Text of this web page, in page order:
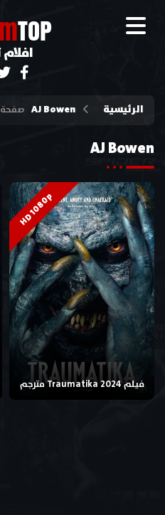
TOP
الرئيسية AJ Bowen صفحة 1
AJ Bowen
HD 1080p
فيلم Traumatika 2024 مترجم